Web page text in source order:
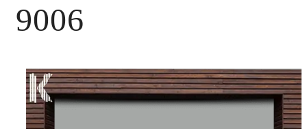
9006